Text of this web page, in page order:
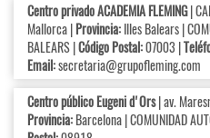
Centro privado ACADEMIA FLEMING|
Mallorca |Provincia:Illes Balears |
BALEARS |Código Postal:07003 |
Email:secretaria@grupofleming.com
Centro público Eugeni d'Ors| av.
Provincia:Barcelona | COMUNIDAD